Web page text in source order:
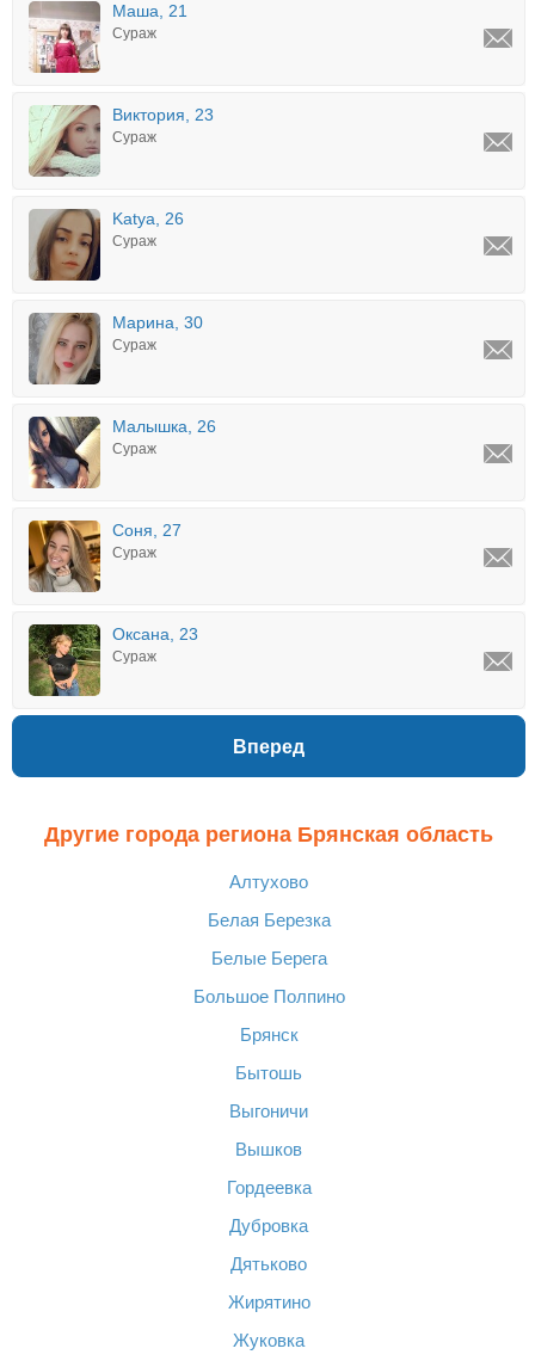
Маша, 21
Сураж
Виктория, 23
Сураж
Katya, 26
Сураж
Марина, 30
Сураж
Малышка, 26
Сураж
Соня, 27
Сураж
Оксана, 23
Сураж
Вперед
Другие города региона Брянская область
Алтухово
Белая Березка
Белые Берега
Большое Полпино
Брянск
Бытошь
Выгоничи
Вышков
Гордеевка
Дубровка
Дятьково
Жирятино
Жуковка